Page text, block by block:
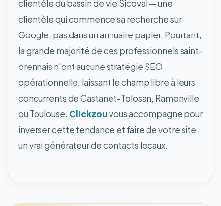
clientèle du bassin de vie Sicoval — une
clientèle qui commence sa recherche sur
Google, pas dans un annuaire papier. Pourtant,
la grande majorité de ces professionnels saint-
orennais n'ont aucune stratégie SEO
opérationnelle, laissant le champ libre à leurs
concurrents de Castanet-Tolosan, Ramonville
ou Toulouse. Clickzouvous accompagne pour
inverser cette tendance et faire de votre site
un vrai générateur de contacts locaux.